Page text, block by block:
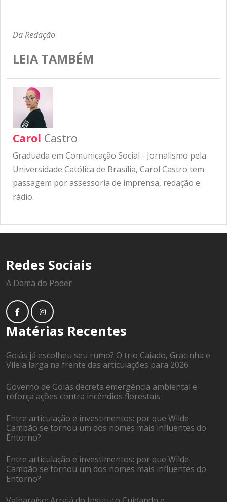
Da Redação
LEIA TAMBÉM
Carol Castro
Graduada em Comunicação Social - Jornalismo pela
Universidade Católica de Brasília, Carol Castro tem
passagem por assessoria de imprensa, redação e
rádio.
Redes Sociais
A Dama do Poder
Matérias Recentes
Goiás já escolheu seu rumo? O trio Caiado, Gracinha e
Vilela larga na frente das articulações para 2026
Governo de Goiás decreta emergência ambiental e
reforça ações contra incêndios florestais
Entre articulação e investimentos: por que Wilde
Cambão se tornou um dos nomes mais influentes do
Entorno?
Entre articulação e investimentos: por que Wilde
Cambão se tornou um dos nomes mais influentes do
Entorno?